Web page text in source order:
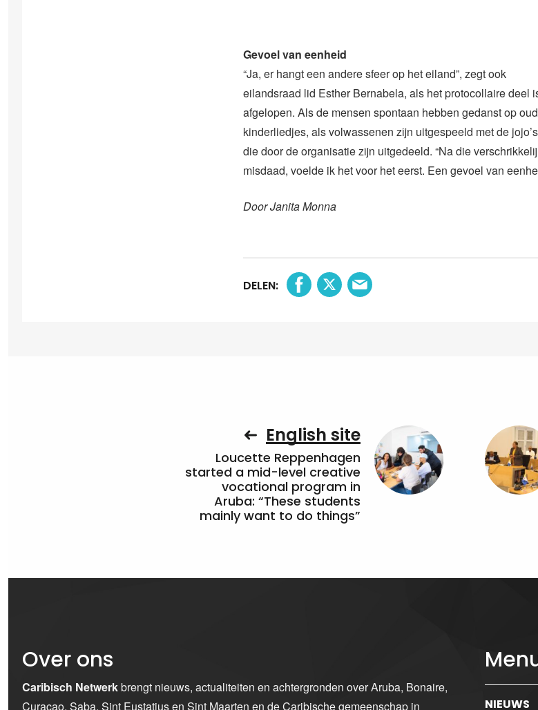
Gevoel van eenheid
“Ja, er hangt een andere sfeer op het eiland”, zegt ook
eilandsraad lid Esther Bernabela, als het protocollaire deel
afgelopen. Als de mensen spontaan hebben gedanst op
kinderliedjes, als volwassenen zijn uitgespeeld met de jojo’s
die door de organisatie zijn uitgedeeld. “Na die
misdaad, voelde ik het voor het eerst. Een gevoel van
Door Janita Monna
DELEN:
English site
Loucette Reppenhagen
started a mid-level creative
vocational program in
Aruba: “These students
mainly want to do things”
Over ons
Caribisch Netwerkbrengt nieuws, actualiteiten en achtergronden over Aruba, Bonaire,
Curaçao, Saba, Sint Eustatius en Sint Maarten en de Caribische gemeenschap in
NIEUWS